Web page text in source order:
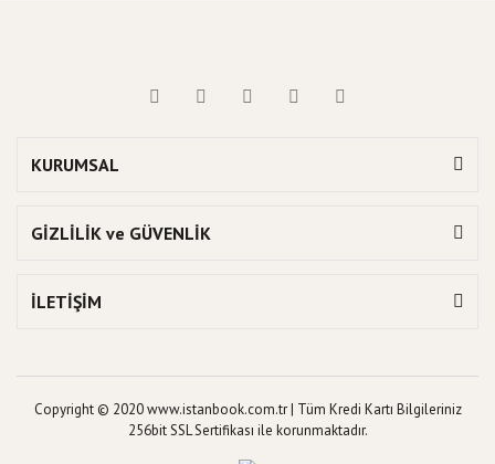
KURUMSAL
GİZLİLİK ve GÜVENLİK
İLETİŞİM
Copyright © 2020 www.istanbook.com.tr | Tüm Kredi Kartı Bilgileriniz
256bit SSL Sertifikası ile korunmaktadır.